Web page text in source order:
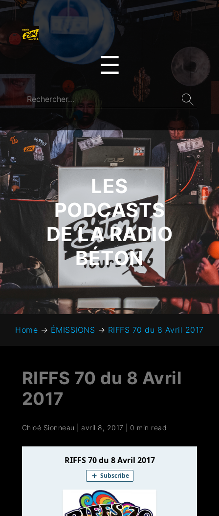
☰
LES
PODCASTS
DE LA RADIO
BÉTON
Home → ÉMISSIONS → RIFFS 70 du 8 Avril 2017
RIFFS 70 du 8 Avril
2017
Chloé Sionneau avril 8, 2017 0 min read